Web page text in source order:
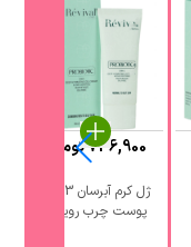
پوست چرب رویوال
736,900تومان